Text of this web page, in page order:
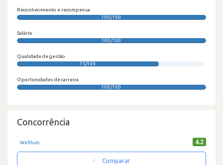
Reconhecimento e recompensa
100/100
Salário
100/100
Qualidade de gestão
75/100
Oportunidades de carreira
100/100
Concorrência
Wellhub 4.2
Comparar